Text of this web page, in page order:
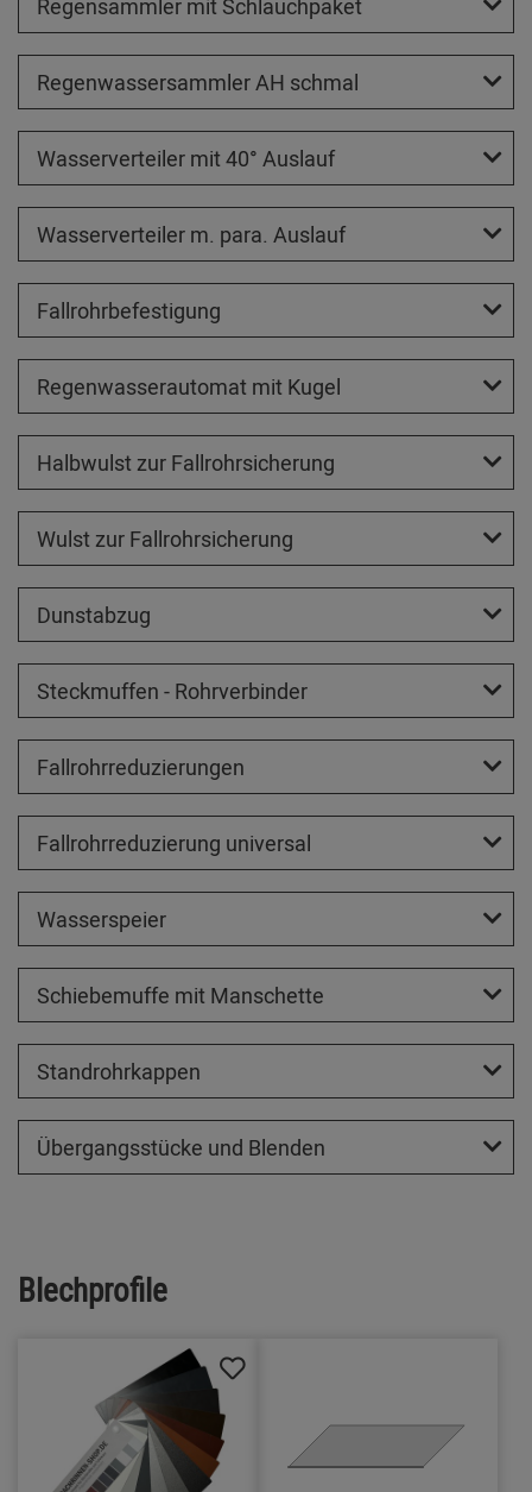
Regensammler mit Schlauchpaket
Regenwassersammler AH schmal
Wasserverteiler mit 40° Auslauf
Wasserverteiler m. para. Auslauf
Fallrohrbefestigung
Regenwasserautomat mit Kugel
Halbwulst zur Fallrohrsicherung
Wulst zur Fallrohrsicherung
Dunstabzug
Steckmuffen - Rohrverbinder
Fallrohrreduzierungen
Fallrohrreduzierung universal
Wasserspeier
Schiebemuffe mit Manschette
Standrohrkappen
Übergangsstücke und Blenden
Blechprofile